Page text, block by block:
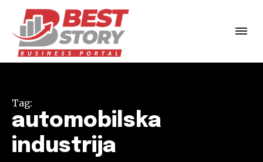
Tag:
automobilska
industrija